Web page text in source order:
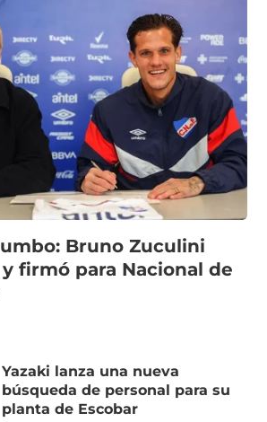
Bruno Zuculini
firmó para Nacional de
Yazaki lanza una nueva
búsqueda de personal para su
planta de Escobar